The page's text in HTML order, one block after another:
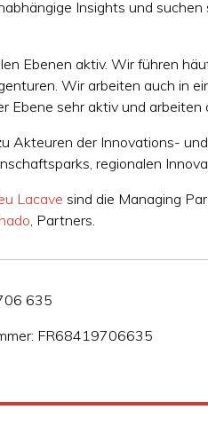
Insights und
Ebenen aktiv. Wir führen
Wir arbeiten auch in
Ebene sehr aktiv und
Akteuren der Innovations-
regionalen
Lacave sind die Managing
, Partners.
635
FR68419706635